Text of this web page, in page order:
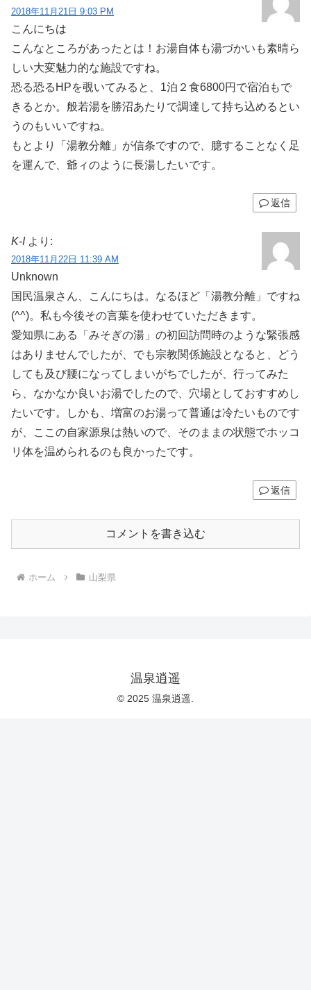
2018年11月21日 9:03 PM
こんにちは
こんなところがあったとは！お湯自体も湯づかいも素晴ら
しい大変魅力的な施設ですね。
恐る恐るHPを覗いてみると、1泊２食6800円で宿泊もで
きるとか。般若湯を勝沼あたりで調達して持ち込めるとい
うのもいいですね。
もとより「湯教分離」が信条ですので、臆することなく足
を運んで、爺ィのように長湯したいです。
返信
K-I より:
2018年11月22日 11:39 AM
Unknown
国民温泉さん、こんにちは。なるほど「湯教分離」ですね
(^^)。私も今後その言葉を使わせていただきます。
愛知県にある「みそぎの湯」の初回訪問時のような緊張感
はありませんでしたが、でも宗教関係施設となると、どう
しても及び腰になってしまいがちでしたが、行ってみた
ら、なかなか良いお湯でしたので、穴場としておすすめし
たいです。しかも、増富のお湯って普通は冷たいものです
が、ここの自家源泉は熱いので、そのままの状態でホッコ
リ体を温められるのも良かったです。
返信
コメントを書き込む
ホーム 山梨県
温泉逍遥
© 2025 温泉逍遥.